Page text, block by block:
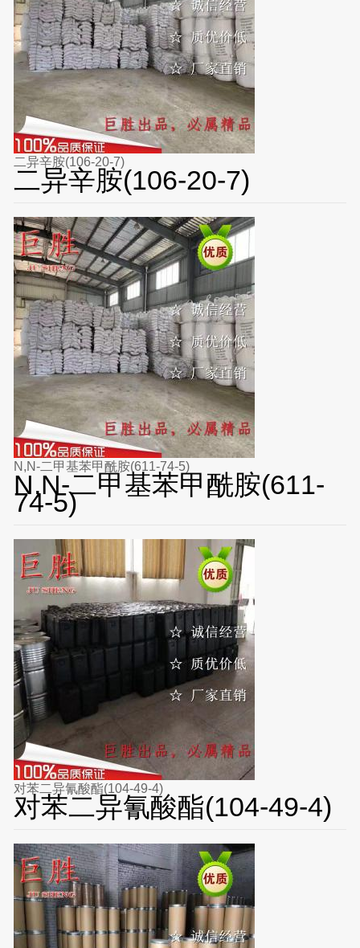
二异辛胺(106-20-7)
二异辛胺(106-20-7)
N,N-二甲基苯甲酰胺(611-74-5)
N,N-二甲基苯甲酰胺(611-
74-5)
对苯二异氰酸酯(104-49-4)
对苯二异氰酸酯(104-49-4)